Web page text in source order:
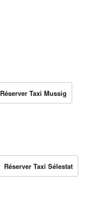
Réserver Taxi Mussig
Réserver Taxi Sélestat